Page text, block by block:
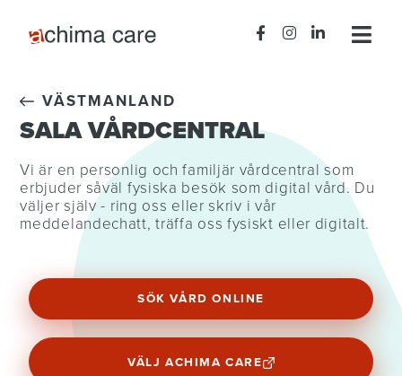
VÄSTMANLAND
SALA VÅRDCENTRAL
Vi är en personlig och familjär vårdcentral som
erbjuder såväl fysiska besök som digital vård. Du
väljer själv - ring oss eller skriv i vår
meddelandechatt, träffa oss fysiskt eller digitalt.
SÖK VÅRD ONLINE
VÄLJ ACHIMA CARE